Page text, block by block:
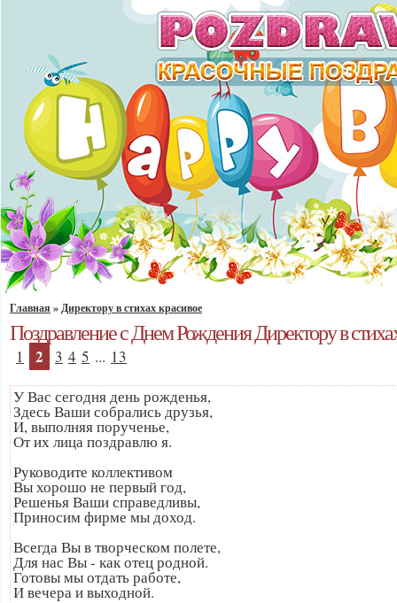
Главная »Директору в стихах красивое
Поздравление с Днем Рождения Директору в
1 2 3 4 5 ... 13
У Вас сегодня день рожденья,
Здесь Ваши собрались друзья,
И, выполняя порученье,
От их лица поздравлю я.
Руководите коллективом
Вы хорошо не первый год,
Решенья Ваши справедливы,
Приносим фирме мы доход.
Всегда Вы в творческом полете,
Для нас Вы - как отец родной.
Готовы мы отдать работе,
И вечера и выходной.